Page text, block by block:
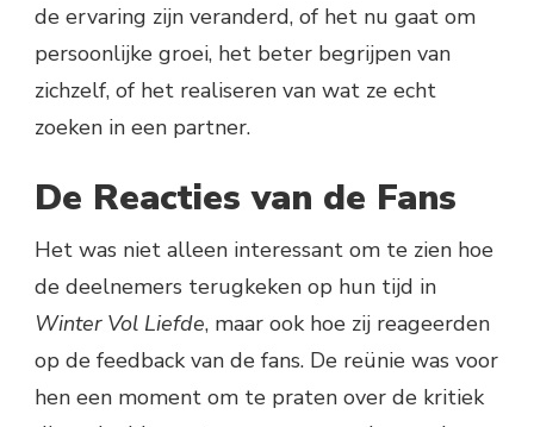
de ervaring zijn veranderd, of het nu gaat om
persoonlijke groei, het beter begrijpen van
zichzelf, of het realiseren van wat ze echt
zoeken in een partner.
De Reacties van de Fans
Het was niet alleen interessant om te zien hoe
de deelnemers terugkeken op hun tijd in
Winter Vol Liefde, maar ook hoe zij reageerden
op de feedback van de fans. De reünie was voor
hen een moment om te praten over de kritiek